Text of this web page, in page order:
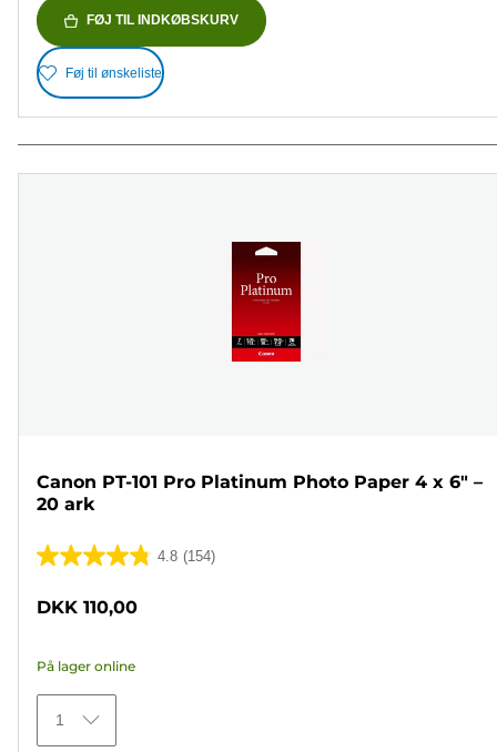
FØJ TIL INDKØBSKURV
Føj til ønskeliste
Canon PT-101 Pro Platinum Photo Paper 4 x 6" –
20 ark
4.8 (154)
4.8
stjerner.
154
anmeldelser
DKK 110,00
På lager online
1